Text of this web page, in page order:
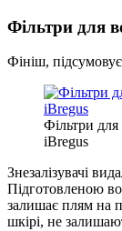
Фільтри для
Фініш,
Фільтри для
iBregus
Знезалізувачі
Підготовленою
залишає плям на
шкірі, не